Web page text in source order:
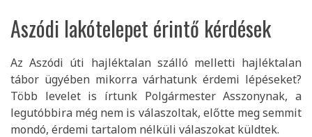
Aszódi lakótelepet érintő kérdések
Az Aszódi úti hajléktalan szálló melletti hajléktalan
tábor ügyében mikorra várhatunk érdemi lépéseket?
Több levelet is írtunk Polgármester Asszonynak, a
legutóbbira még nem is válaszoltak, előtte meg semmit
mondó, érdemi tartalom nélküli válaszokat küldtek.